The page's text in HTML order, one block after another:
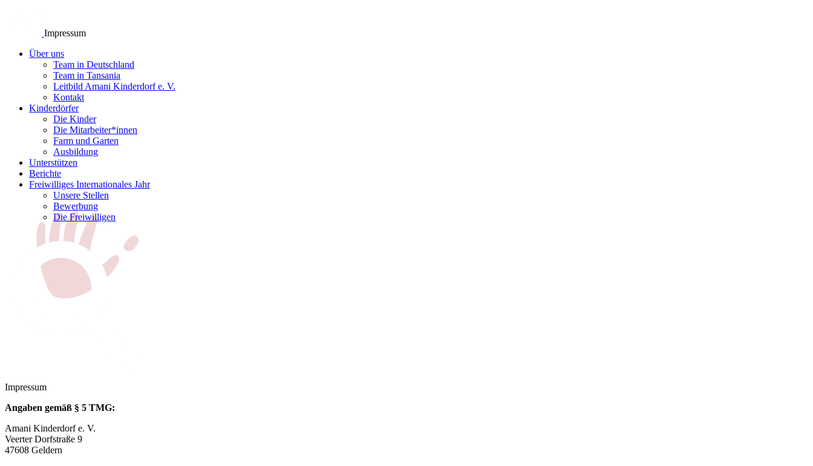
Impressum
Über uns
Team in Deutschland
Team in Tansania
Leitbild Amani Kinderdorf e. V.
Kontakt
Kinderdörfer
Die Kinder
Die Mitarbeiter*innen
Farm und Garten
Ausbildung
Unterstützen
Berichte
Freiwilliges Internationales Jahr
Unsere Stellen
Bewerbung
Die Freiwilligen
Impressum
Angaben gemäß § 5 TMG:
Amani Kinderdorf e. V.
Veerter Dorfstraße 9
47608 Geldern